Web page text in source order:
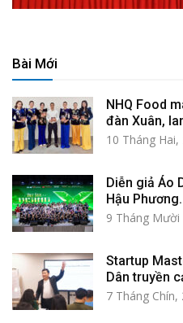
Bài Mới
NHQ Food
đàn Xuân,
10 Tháng Hai,
Diễn giả Áo
Hậu
9 Tháng Mười
Startup
Dân truyền
7 Tháng Chín,